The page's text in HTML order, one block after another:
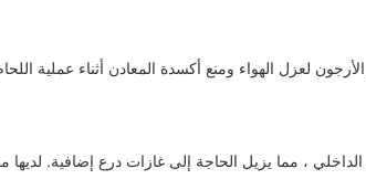
لعزل الهواء ومنع أكسدة المعادن أثناء
، مما يزيل الحاجة إلى غازات درع إضافية.